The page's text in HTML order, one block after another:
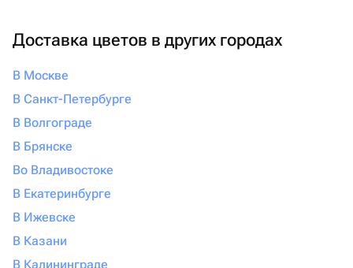
Доставка цветов в других городах
В Москве
В Санкт-Петербурге
В Волгограде
В Брянске
Во Владивостоке
В Екатеринбурге
В Ижевске
В Казани
В Калининграде